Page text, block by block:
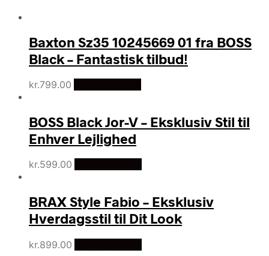
Baxton Sz35 10245669 01 fra BOSS
Black – Fantastisk tilbud!
kr.799.00
BOSS Black Jor-V – Eksklusiv Stil til
Enhver Lejlighed
kr.599.00
BRAX Style Fabio – Eksklusiv
Hverdagsstil til Dit Look
kr.899.00